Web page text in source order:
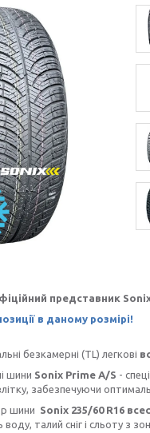
представник
в даному розмірі!
безкамерні (TL) легкові
шини Sonix Prime A/S -
забезпечуючи
шини Sonix 235/60 R16
талий сніг і сльоту з